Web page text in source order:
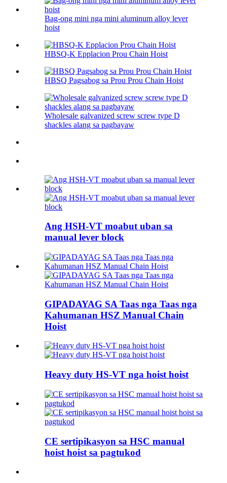
Bag-ong mini nga mini aluminum alloy lever
hoist
HBSQ-K Epplacion Prou ​​Chain Hoist
HBSQ Pagsabog sa Prou ​​Prou ​​Chain Hoist
Wholesale galvanized screw screw type D
shackles alang sa pagbayaw
Ang HSH-VT moabut uban sa
manual lever block
GIPADAYAG SA Taas nga Taas nga
Kahumanan HSZ Manual Chain
Hoist
Heavy duty HS-VT nga hoist hoist
CE sertipikasyon sa HSC manual
hoist hoist sa pagtukod